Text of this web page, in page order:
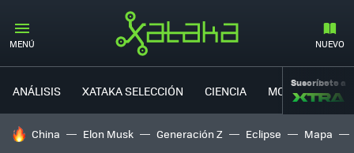
MENÚ NUEVO
ANÁLISIS XATAKA SELECCIÓN CIENCIA MOVILIDAD
Suscríbete a
HOY SE HABLA DE
China Elon Musk Generación Z Eclipse Mapa